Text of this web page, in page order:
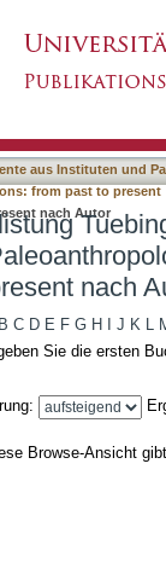
from past
aus Instituten und
from past to present
nach Autor
nach
B C D E F G H J K L
Sie die ersten
Browse-Ansicht